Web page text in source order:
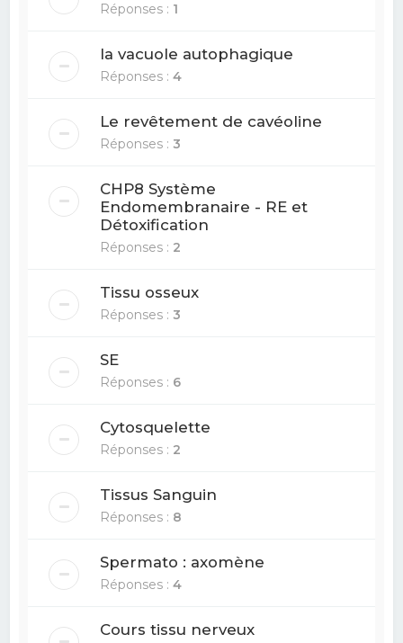
Réponses : 1
la vacuole autophagique
Réponses :4
Le revêtement de cavéoline
Réponses :3
CHP8 Système
Endomembranaire - RE et
Détoxification
Réponses : 2
Tissu osseux
Réponses :3
SE
Réponses : 6
Cytosquelette
Réponses : 2
Tissus Sanguin
Réponses : 8
Spermato : axomène
Réponses :4
Cours tissu nerveux